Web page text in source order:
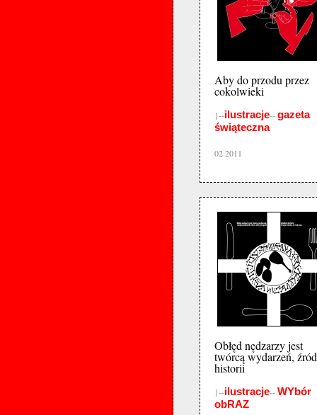
Aby do przodu przez
cokolwieki
}--ilustracje--gazeta
świąteczna
02.2011
Obłęd nędzarzy jest
twórcą wydarzeń,
historii
}--ilustracje--WYbór
obRAZ